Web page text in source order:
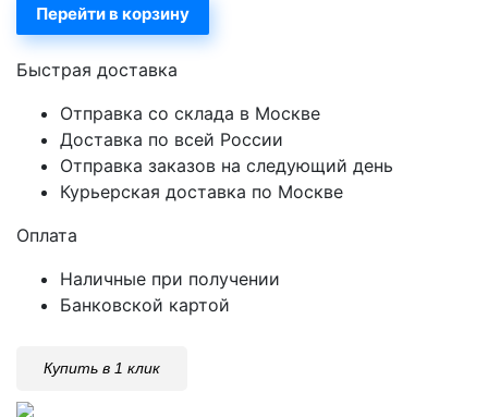
Перейти в корзину
Быстрая доставка
Отправка со склада в Москве
Доставка по всей России
Отправка заказов на следующий день
Курьерская доставка по Москве
Оплата
Наличные при получении
Банковской картой
Купить в 1 клик